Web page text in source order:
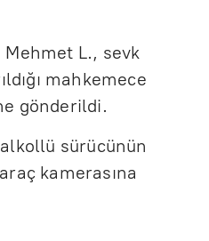
L., sevk
mahkemece
gönderildi.
sürücünün
kamerasına